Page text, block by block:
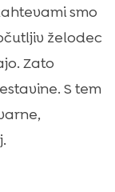
smo
želodec
Zato
S tem